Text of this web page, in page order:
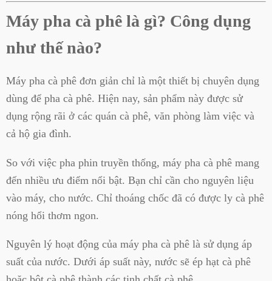
Máy pha cà phê là gì? Công dụng
như thế nào?
Máy pha cà phê đơn giản chỉ là một thiết bị chuyên dụng
dùng để pha cà phê. Hiện nay, sản phẩm này được sử
dụng rộng rãi ở các quán cà phê, văn phòng làm việc và
cả hộ gia đình.
So với việc pha phin truyền thống, máy pha cà phê mang
đến nhiều ưu điểm nổi bật. Bạn chỉ cần cho nguyên liệu
vào máy, cho nước. Chỉ thoáng chốc đã có được ly cà phê
nóng hổi thơm ngon.
Nguyên lý hoạt động của máy pha cà phê là sử dụng áp
suất của nước. Dưới áp suất này, nước sẽ ép hạt cà phê